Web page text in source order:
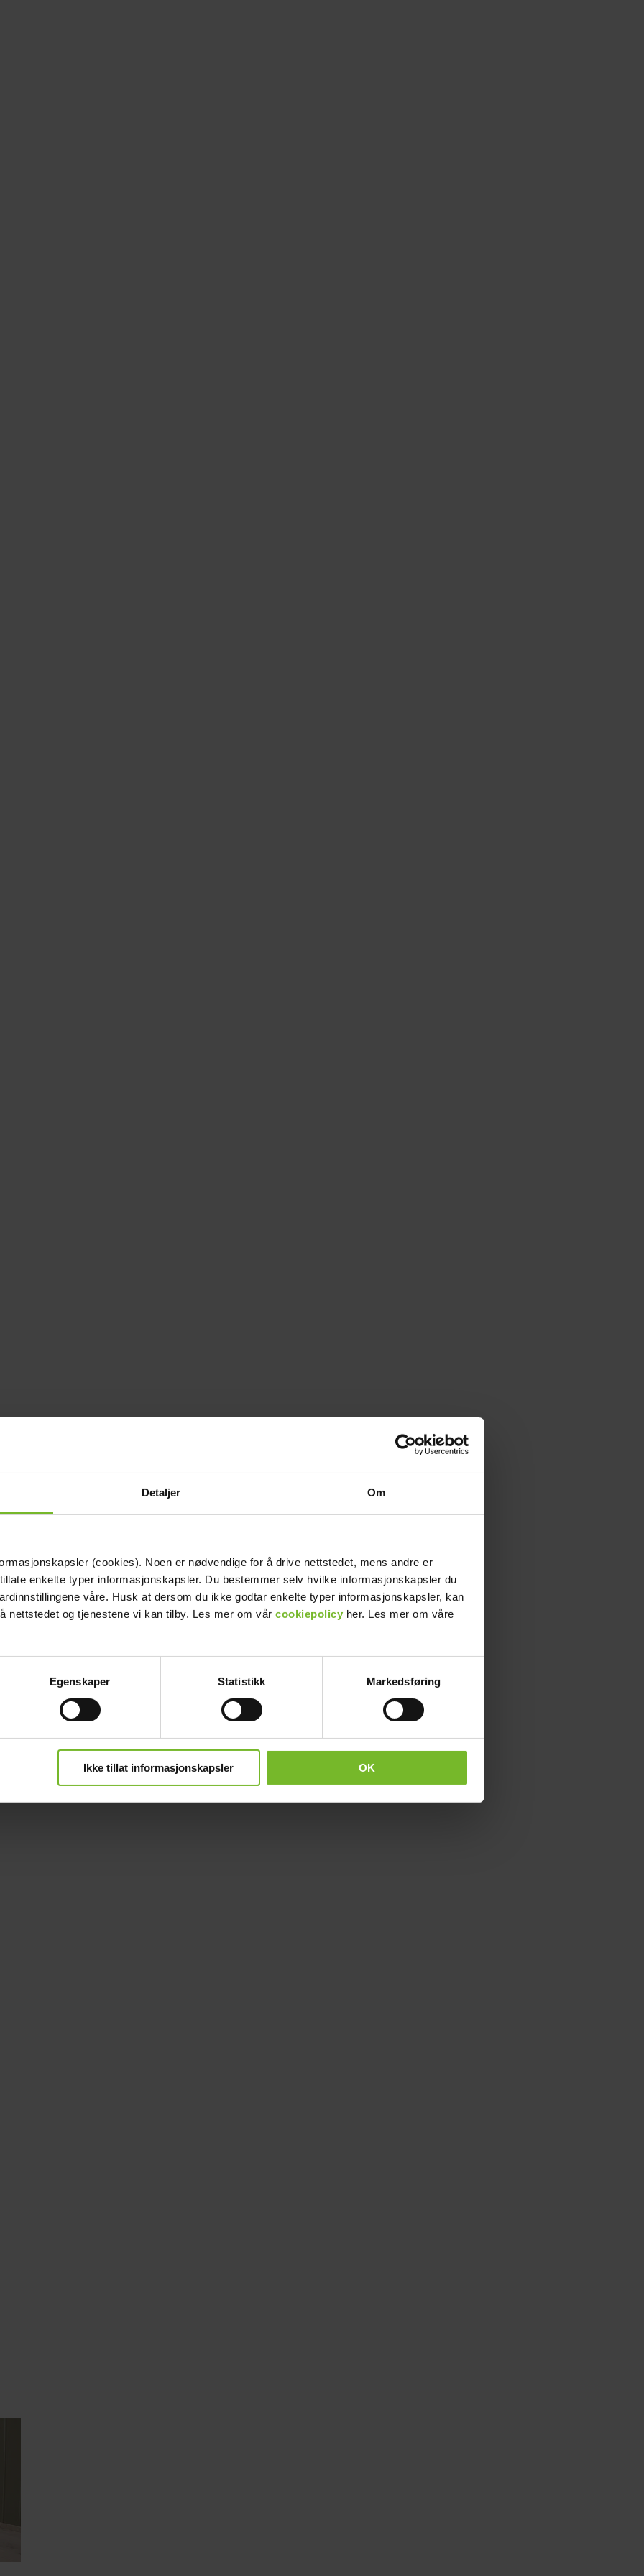
Detaljer Om
(cookies). Noen er nødvendige for å drive nettstedet, mens andre er
enkelte typer informasjonskapsler. Du bestemmer selv hvilke informasjonskapsler du
våre. Husk at dersom du ikke godtar enkelte typer informasjonskapsler, kan
nettstedet og tjenestene vi kan tilby. Les mer om vår cookiepolicy her. Les mer om våre
Egenskaper Statistikk Markedsføring
Ikke tillat informasjonskapsler OK